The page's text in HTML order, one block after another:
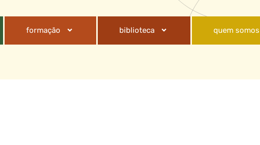
formação biblioteca quem somos